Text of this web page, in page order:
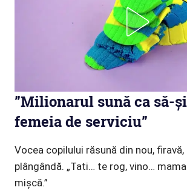
”Milionarul sună ca să-
femeia de serviciu”
Vocea copilului răsună din nou, firavă,
plângândă. „Tati… te rog, vino…
mișcă.”